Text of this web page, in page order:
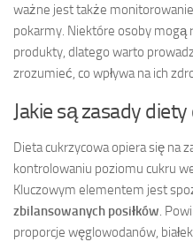
ważne jest także
pokarmy. Niektóre osoby mogą
produkty, dlatego warto
zrozumieć, co wpływa na ich
Jakie są zasady
Dieta cukrzycowa opiera się na
kontrolowaniu poziomu cukru
Kluczowym elementem jest
zbilansowanych posiłków.
proporcje węglowodanów,